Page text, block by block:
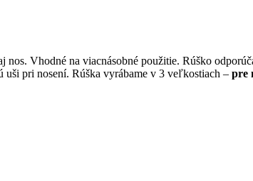
nos. Vhodné na viacnásobné použitie. Rúško
pri nosení. Rúška vyrábame v 3 veľkostiach – pre